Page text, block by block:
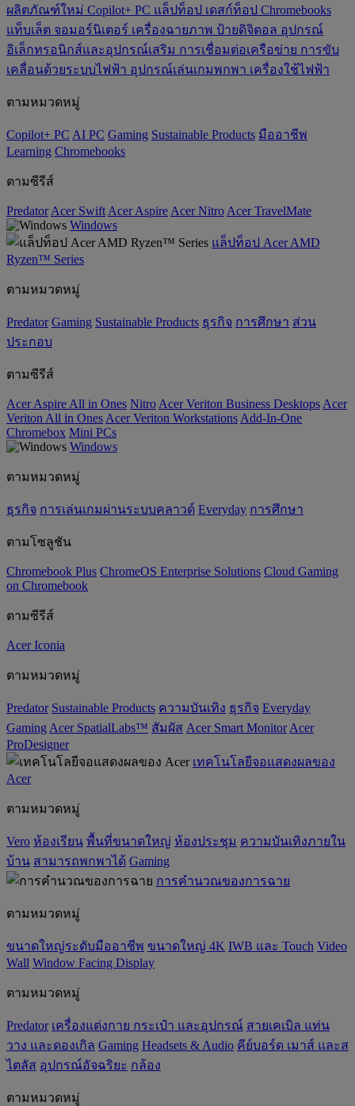
ผลิตภัณฑ์ใหม่ Copilot+ PC แล็ปท็อป เดสก์ท็อป Chromebooks
แท็บเล็ต จอมอร์นิเตอร์ เครื่องฉายภาพ ป้ายดิจิตอล อุปกรณ์
อิเล็กทรอนิกส์และอุปกรณ์เสริม การเชื่อมต่อเครือข่าย การขับ
เคลื่อนด้วยระบบไฟฟ้า อุปกรณ์เล่นเกมพกพา เครื่องใช้ไฟฟ้า
ตามหมวดหมู่
Copilot+ PC AI PC Gaming ‌Sustainable Products มืออาชีพ
‌Learning Chromebooks
ตามซีรีส์
Predator Acer Swift Acer Aspire Acer Nitro Acer TravelMate
Windows
แล็ปท็อป Acer AMD
Ryzen™ Series
ตามหมวดหมู่
Predator Gaming ‌Sustainable Products ธุรกิจ การศึกษา ส่วน
ประกอบ
ตามซีรีส์
Acer Aspire All in Ones Nitro Acer Veriton Business Desktops Acer
Veriton All in Ones Acer Veriton Workstations Add-In-One
Chromebox Mini PCs
Windows
ตามหมวดหมู่
ธุรกิจ การเล่นเกมผ่านระบบคลาวด์ Everyday การศึกษา
ตามโซลูชัน
Chromebook Plus ChromeOS Enterprise Solutions Cloud Gaming
on Chromebook
ตามซีรีส์
Acer Iconia
ตามหมวดหมู่
Predator ‌Sustainable Products ความบันเทิง ธุรกิจ Everyday
Gaming Acer SpatialLabs™ สัมผัส Acer Smart Monitor Acer
ProDesigner
เทคโนโลยีจอแสดงผลของ
Acer
ตามหมวดหมู่
Vero ห้องเรียน พื้นที่ขนาดใหญ่ ห้องประชุม ความบันเทิงภายใน
บ้าน สามารถพกพาได้ Gaming
การคำนวณของการฉาย
ตามหมวดหมู่
ขนาดใหญ่ระดับมืออาชีพ ขนาดใหญ่ 4K IWB และ Touch Video
Wall Window Facing Display
ตามหมวดหมู่
Predator เครื่องแต่งกาย กระเป๋า และอุปกรณ์ สายเคเบิล แท่น
วาง และดองเกิล Gaming ‌Headsets & Audio คีย์บอร์ด เมาส์ และส
ไตลัส อุปกรณ์อัจฉริยะ กล้อง
ตามหมวดหมู่